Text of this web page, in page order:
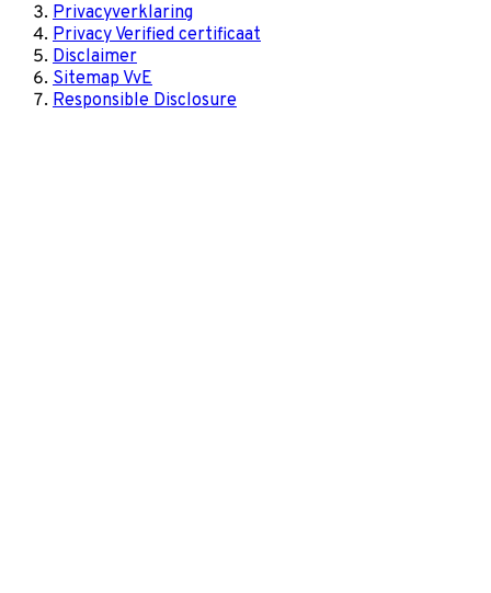
Privacyverklaring
Privacy Verified certificaat
Disclaimer
Sitemap VvE
Responsible Disclosure